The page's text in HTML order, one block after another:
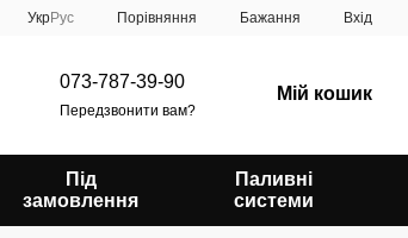
УкрРус Порівняння Бажання Вхід
073-787-39-90
Передзвонити вам?
Мій кошик
Під
замовлення
Паливні
системи